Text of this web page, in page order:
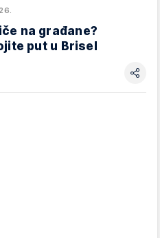
na građane?
put u Brisel